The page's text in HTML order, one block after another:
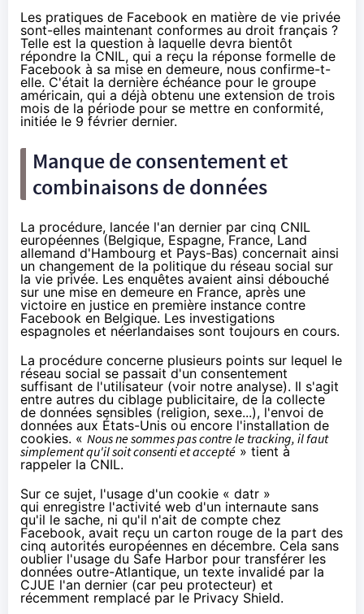
Les pratiques de Facebook en matière de vie privée
sont-elles maintenant conformes au droit français ?
Telle est la question à laquelle devra bientôt
répondre la CNIL, qui a reçu la réponse formelle de
Facebook à sa mise en demeure, nous confirme-t-
elle. C'était la dernière échéance pour le groupe
américain, qui a déjà obtenu une extension de trois
mois de la période pour se mettre en conformité,
initiée le 9 février dernier.
Manque de consentement et
combinaisons de données
La procédure, lancée l'an dernier par cinq CNIL
européennes (Belgique, Espagne, France, Land
allemand d'Hambourg et Pays-Bas) concernait ainsi
un changement de la politique du réseau social sur
la vie privée. Les enquêtes avaient ainsi débouché
sur une mise en demeure en France, après une
victoire en justice en première instance contre
Facebook en Belgique. Les investigations
espagnoles et néerlandaises sont toujours en cours.
La procédure concerne plusieurs points sur lequel le
réseau social se passait d'un consentement
suffisant de l'utilisateur (voir notre analyse). Il s'agit
entre autres du ciblage publicitaire, de la collecte
de données sensibles (religion, sexe...), l'envoi de
données aux États-Unis ou encore l'installation de
cookies. « Nous ne sommes pas contre le tracking, il faut
simplement qu'il soit consenti et accepté » tient à
rappeler la CNIL.
Sur ce sujet, l'usage d'un cookie « datr »
qui enregistre l'activité web d'un internaute sans
qu'il le sache, ni qu'il n'ait de compte chez
Facebook, avait reçu un carton rouge de la part des
cinq autorités européennes en décembre. Cela sans
oublier l'usage du Safe Harbor pour transférer les
données outre-Atlantique, un texte invalidé par la
CJUE l'an dernier (car peu protecteur) et
récemment remplacé par le Privacy Shield.